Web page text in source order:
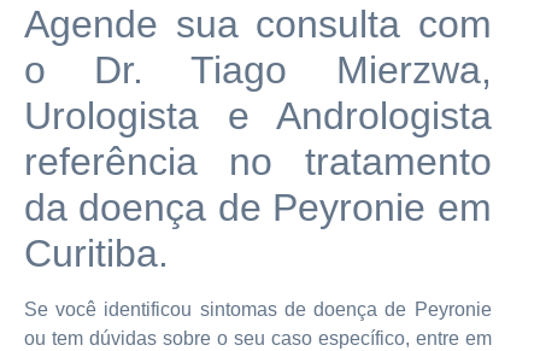
Agende sua consulta com
o Dr. Tiago Mierzwa,
Urologista e Andrologista
referência no tratamento
da doença de Peyronie em
Curitiba.
Se você identificou sintomas de doença de Peyronie
ou tem dúvidas sobre o seu caso específico, entre em